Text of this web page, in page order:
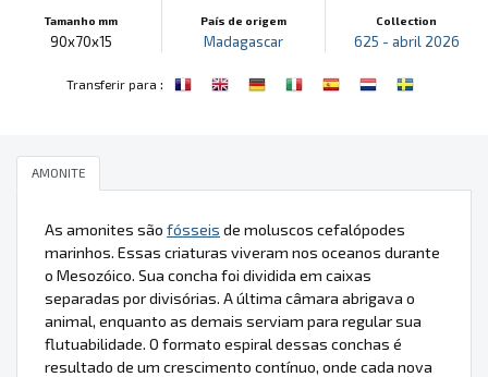
Tamanho mm
90x70x15
País de origem
Madagascar
Collection
625 - abril 2026
Transferir para :
AMONITE
As amonites são fósseis de moluscos cefalópodes
marinhos. Essas criaturas viveram nos oceanos durante
o Mesozóico. Sua concha foi dividida em caixas
separadas por divisórias. A última câmara abrigava o
animal, enquanto as demais serviam para regular sua
flutuabilidade. O formato espiral dessas conchas é
resultado de um crescimento contínuo, onde cada nova